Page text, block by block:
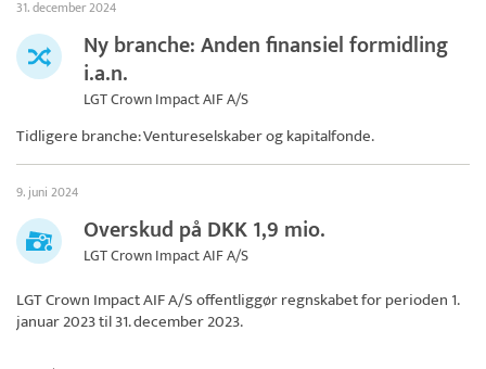
31. december 2024
Ny branche: Anden finansiel formidling
i.a.n.
LGT Crown Impact AIF A/S
Tidligere branche: Ventureselskaber og kapitalfonde.
9. juni 2024
Overskud på DKK 1,9 mio.
LGT Crown Impact AIF A/S
LGT Crown Impact AIF A/Soffentliggør regnskabet for perioden 1.
januar 2023 til 31. december 2023.